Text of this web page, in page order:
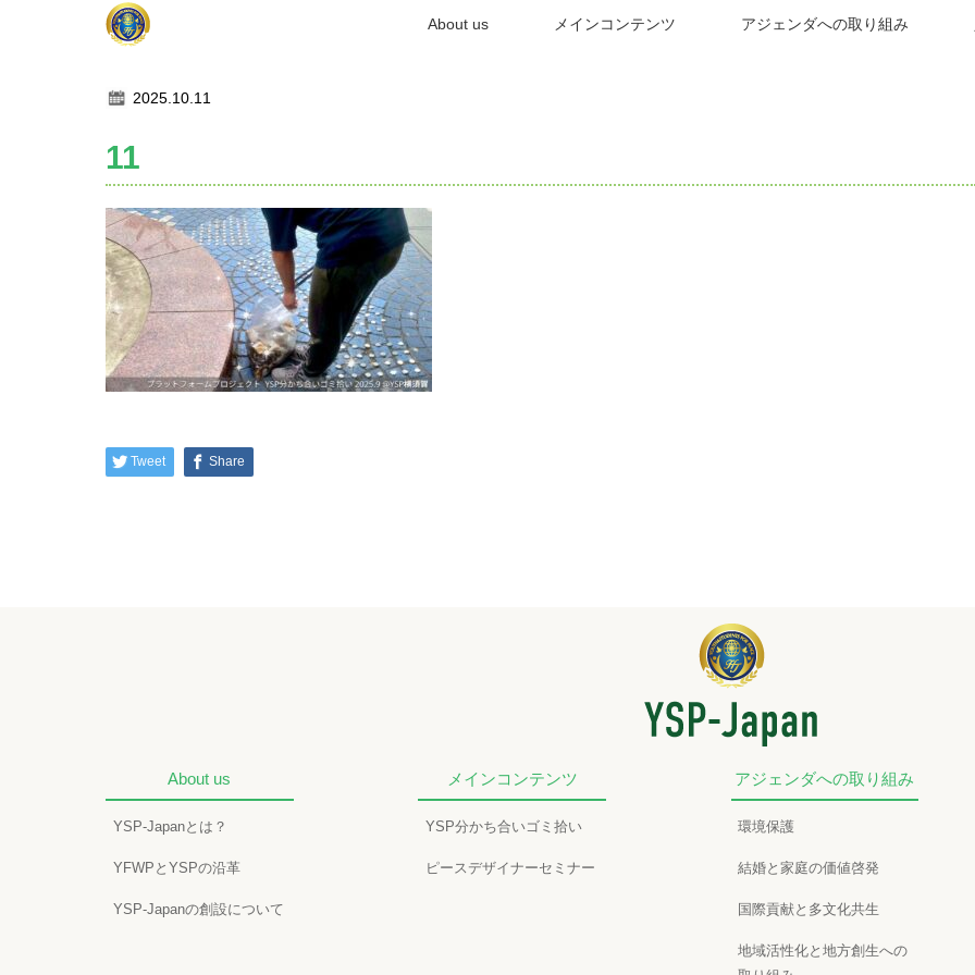
About us メインコンテンツ アジェンダへの取り組み
ホーム
2025.10.11
11
Tweet Share
About us
YSP-Japanとは？
YFWPとYSPの沿革
YSP-Japanの創設について
メインコンテンツ
YSP分かち合いゴミ拾い
ピースデザイナーセミナー
アジェンダへの取り組み
環境保護
結婚と家庭の価値啓発
国際貢献と多文化共生
地域活性化と地方創生への